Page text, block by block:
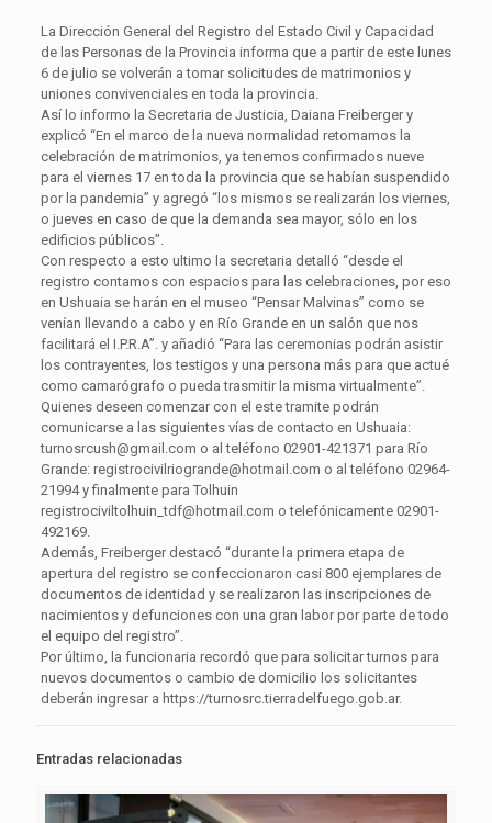
La Dirección General del Registro del Estado Civil y Capacidad
de las Personas de la Provincia informa que a partir de este lunes
6 de julio se volverán a tomar solicitudes de matrimonios y
uniones convivenciales en toda la provincia.
Así lo informo la Secretaria de Justicia, Daiana Freiberger y
explicó “En el marco de la nueva normalidad retomamos la
celebración de matrimonios, ya tenemos confirmados nueve
para el viernes 17 en toda la provincia que se habían suspendido
por la pandemia” y agregó “los mismos se realizarán los viernes,
o jueves en caso de que la demanda sea mayor, sólo en los
edificios públicos”.
Con respecto a esto ultimo la secretaria detalló “desde el
registro contamos con espacios para las celebraciones, por eso
en Ushuaia se harán en el museo “Pensar Malvinas” como se
venían llevando a cabo y en Río Grande en un salón que nos
facilitará el I.P.R.A”. y añadió “Para las ceremonias podrán asistir
los contrayentes, los testigos y una persona más para que actué
como camarógrafo o pueda trasmitir la misma virtualmente”.
Quienes deseen comenzar con el este tramite podrán
comunicarse a las siguientes vías de contacto en Ushuaia:
turnosrcush@gmail.com o al teléfono 02901-421371 para Río
Grande: registrocivilriogrande@hotmail.com o al teléfono 02964-
21994 y finalmente para Tolhuin
registrociviltolhuin_tdf@hotmail.com o telefónicamente 02901-
492169.
Además, Freiberger destacó “durante la primera etapa de
apertura del registro se confeccionaron casi 800 ejemplares de
documentos de identidad y se realizaron las inscripciones de
nacimientos y defunciones con una gran labor por parte de todo
el equipo del registro”.
Por último, la funcionaria recordó que para solicitar turnos para
nuevos documentos o cambio de domicilio los solicitantes
deberán ingresar a https://turnosrc.tierradelfuego.gob.ar.
Entradas relacionadas